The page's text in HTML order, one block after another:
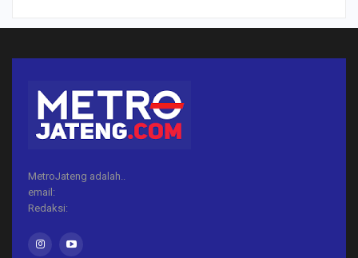
MetroJateng adalah..
email:
Redaksi: